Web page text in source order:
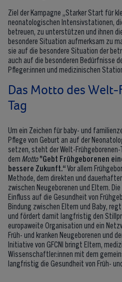
Ziel der Kampagne „Starker Start für
neonatologischen Intensivstationen,
betreuen, zu unterstützen und ihnen
besondere Situation aufmerksam zu
sie auf die besondere Situation der
auch auf die besonderen Bedürfnisse
Pfleger:innen und medizinischen
Das Motto des
Tag
Um ein Zeichen für baby- und
Pflege von Geburt an auf der
setzen, steht der Welt-
dem Motto"Gebt Frühgeborenen
bessere Zukunft.“Vor allem
Methode, dem direkten und
zwischen Neugeborenen und Eltern.
Einfluss auf die Gesundheit von
Bindung zwischen Eltern und Baby,
und fördert damit langfristig den
europaweite Organisation und ein
Früh- und kranken Neugeborenen und
Initiative von GFCNI bringt Eltern,
Wissenschaftler:innen mit dem
langfristig die Gesundheit von Früh-